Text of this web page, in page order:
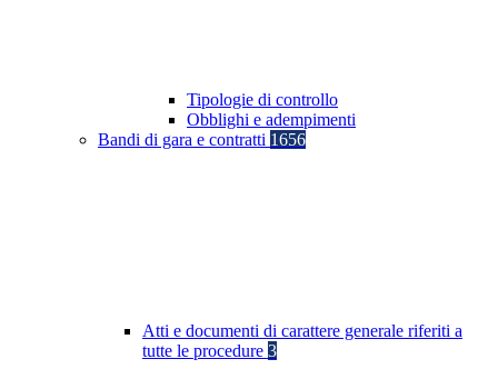
Tipologie di controllo
Obblighi e adempimenti
Bandi di gara e contratti 1656
Atti e documenti di carattere generale riferiti a
tutte le procedure 3